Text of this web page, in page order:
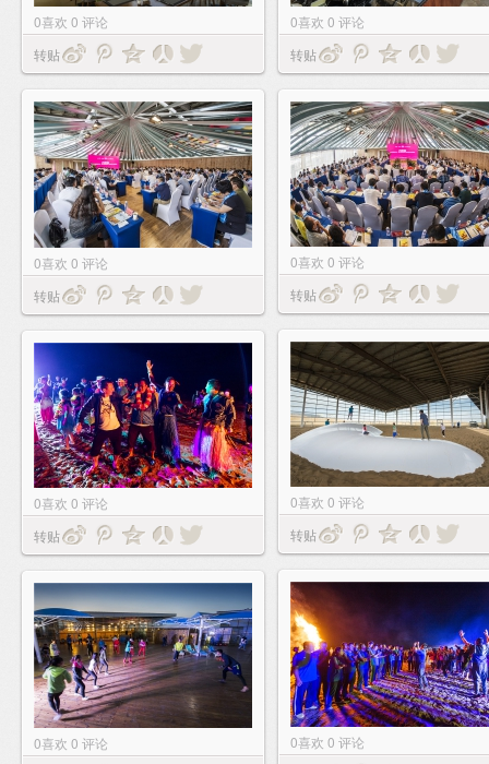
0喜欢 0 评论
转贴
0喜欢 0 评论
转贴
0喜欢 0 评论
转贴
0喜欢 0 评论
转贴
0喜欢 0 评论
转贴
0喜欢 0 评论
转贴
0喜欢 0 评论
0喜欢 0 评论